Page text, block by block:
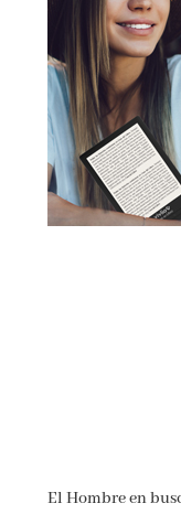
El Hombre en